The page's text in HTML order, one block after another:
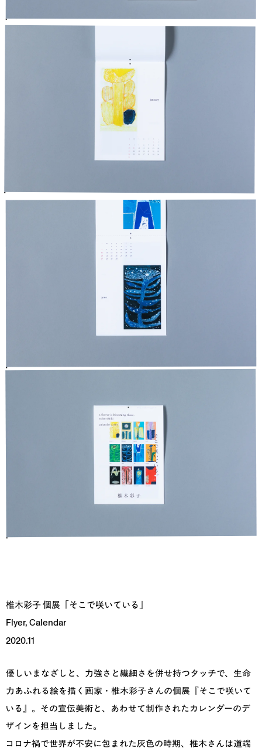
椎木彩子 個展「そこで咲いている」
Flyer, Calendar
2020.11
優しいまなざしと、力強さと繊細さを併せ持つタッチで、生命
力あふれる絵を描く画家・椎木彩子さんの個展『そこで咲いて
いる』。その宣伝美術と、あわせて制作されたカレンダーのデ
ザインを担当しました。
コロナ禍で世界が不安に包まれた灰色の時期、椎木さんは道端